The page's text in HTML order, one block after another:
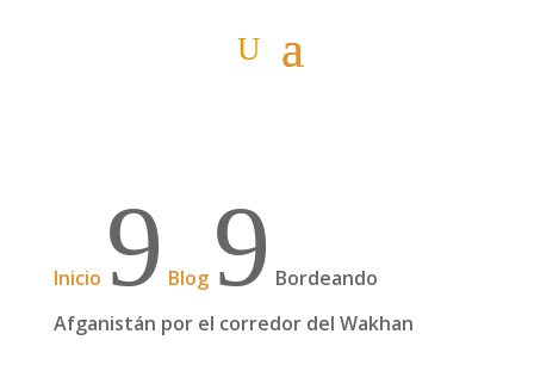
Inicio 9 Blog 9 Bordeando
Afganistán por el corredor del Wakhan